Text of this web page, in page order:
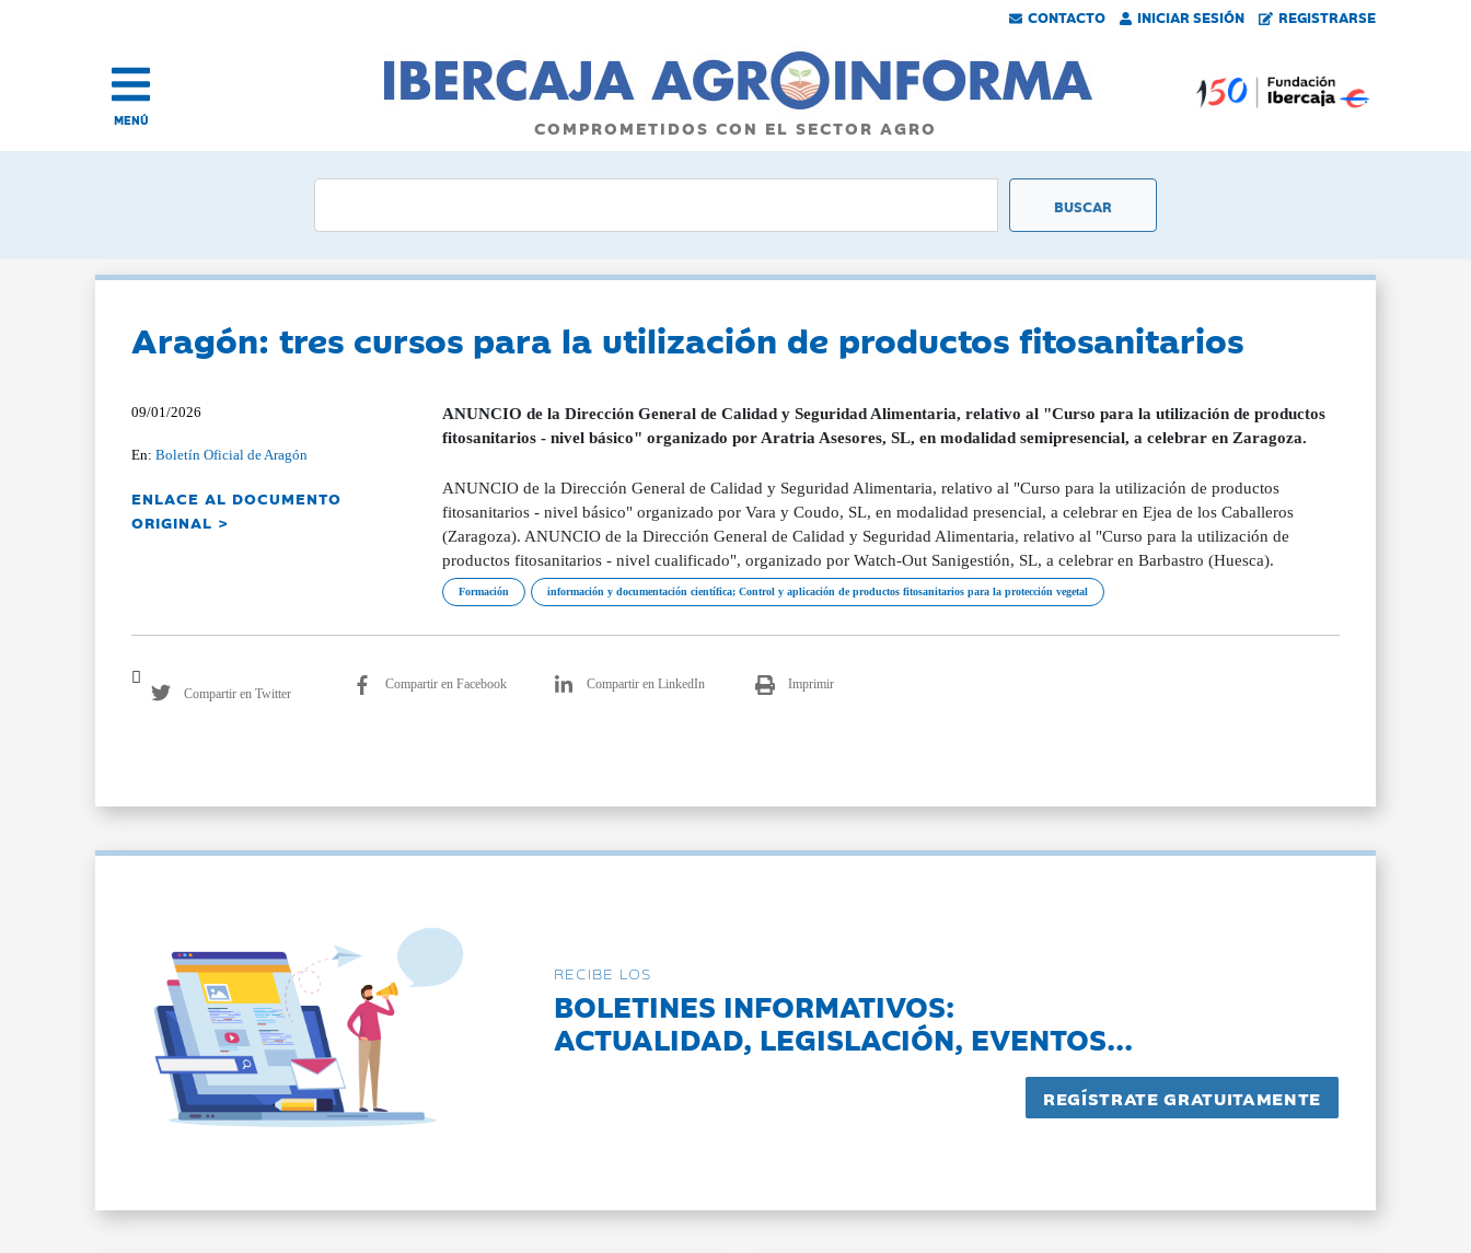
CONTACTO INICIAR SESIÓN REGISTRARSE
MENÚ COMPROMETIDOS CON EL SECTOR AGRO
Aragón: tres cursos para la utilización de productos fitosanitarios
09/01/2026
En:Boletín Oficial de Aragón
ENLACE AL DOCUMENTO
ORIGINAL >
ANUNCIO de la Dirección General de Calidad y Seguridad Alimentaria, relativo al "Curso para la utilización de productos
fitosanitarios - nivel básico" organizado por Aratria Asesores, SL, en modalidad semipresencial, a celebrar en Zaragoza.
ANUNCIO de la Dirección General de Calidad y Seguridad Alimentaria, relativo al "Curso para la utilización de productos
fitosanitarios - nivel básico" organizado por Vara y Coudo, SL, en modalidad presencial, a celebrar en Ejea de los Caballeros
(Zaragoza). ANUNCIO de la Dirección General de Calidad y Seguridad Alimentaria, relativo al "Curso para la utilización de
productos fitosanitarios - nivel cualificado", organizado por Watch-Out Sanigestión, SL, a celebrar en Barbastro (Huesca).
Formación información y documentación científica; Control y aplicación de productos fitosanitarios para la protección vegetal
Compartir en Twitter
Compartir en Facebook Compartir en LinkedIn Imprimir
RECIBE LOS
BOLETINES INFORMATIVOS:
ACTUALIDAD, LEGISLACIÓN, EVENTOS...